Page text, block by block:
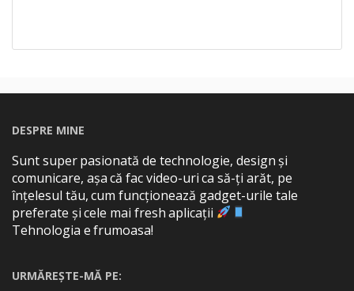
DESPRE MINE
Sunt super pasionată de technologie, design și
comunicare, așa că fac video-uri ca să-ți arăt, pe
înțelesul tău, cum funcționează gadget-urile tale
preferate și cele mai fresh aplicații
Tehnologia e frumoasa!
URMĂREȘTE-MĂ PE: